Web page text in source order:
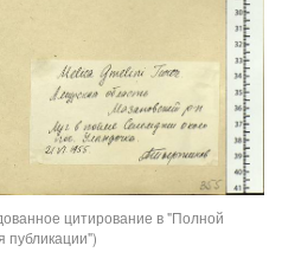
цитирование в "Полной
публикации")